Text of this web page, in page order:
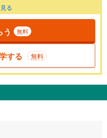
る
う 無料
する 無料